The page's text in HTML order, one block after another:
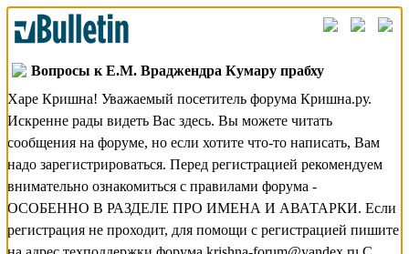
Вопросы к Е.М. Враджендра Кумару прабху
Харе Кришна! Уважаемый посетитель форума Кришна.ру.
Искренне рады видеть Вас здесь. Вы можете читать
сообщения на форуме, но если хотите что-то написать, Вам
надо зарегистрироваться. Перед регистрацией рекомендуем
внимательно ознакомиться с правилами форума -
ОСОБЕННО В РАЗДЕЛЕ ПРО ИМЕНА И АВАТАРКИ. Если
регистрация не проходит, для помощи с регистрацией пишите